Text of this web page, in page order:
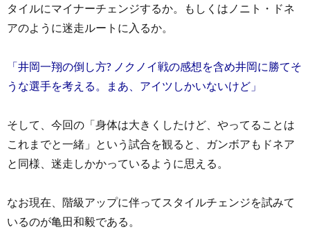
タイルにマイナーチェンジするか。もしくはノニト・ドネ
アのように迷走ルートに入るか。
「井岡一翔の倒し方? ノクノイ戦の感想を含め井岡に勝てそ
うな選手を考える。まあ、アイツしかいないけど」
そして、今回の「身体は大きくしたけど、やってることは
これまでと一緒」という試合を観ると、ガンボアもドネア
と同様、迷走しかかっているように思える。
なお現在、階級アップに伴ってスタイルチェンジを試みて
いるのが亀田和毅である。